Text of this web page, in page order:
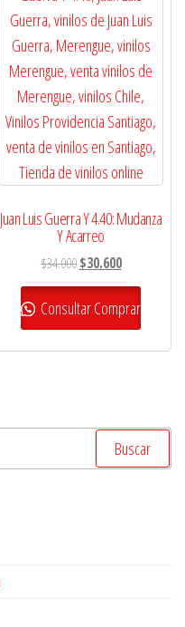
Juan Luis Guerra Y 4.40: Mudanza
Y Acarreo
$34.000 El
precio
original
era:
$34.000.
$30.600El
precio
actual
es:
$30.600.
Consultar Comprar